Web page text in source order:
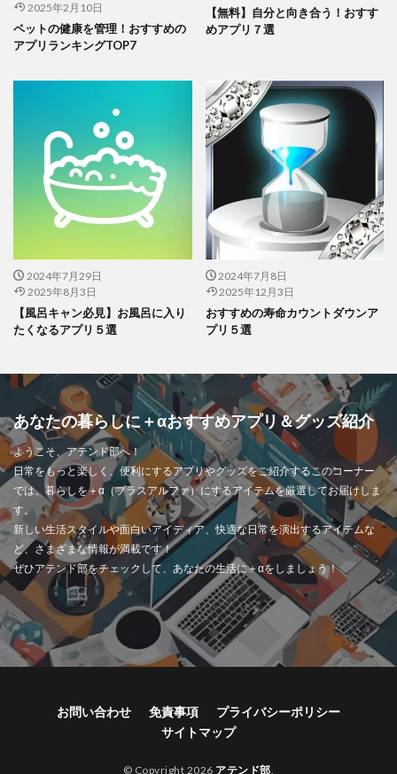
でも93％になると、医学的にはこんなふうに分類されます。
93〜96%：中等症I（息苦しさがあって、肺炎の兆候あ
93%以下：中等症II（呼吸不全の可能性があり、酸素投与
が必要）
つまり、93％って中等症IとIIのちょうど境目。医師の間でも「そ
ろそろ注意したい数値」として見られることが多いんです。
早めのチェックがポイント！体調が気になるときは、無理せず病
パルスオキシメーターとスマホの連携方法は？
便利になってきましたね。連携のやり方はメーカーごとに違いま
すが、基本的な流れは大きく変わりないです。
オムロン製品の場合
まずは、スマホに専用アプリ「OMRON connect」をインスト
ール。
スマホのBluetooth設定をオンにします。
パルスオキシメーターの電源を入れます。
アプリを起動して機器登録を行いましょう。
たとえば、オムロンのHPO-300Tなどは、測定データをスマホで
いです。
2025年2月10日
ペットの健康を管理！おすすめの
アプリランキングTOP7
【無料】自分と向き合う！おすす
めアプリ７選
2024年7月29日
2025年8月3日
【風呂キャン必見】お風呂に入り
たくなるアプリ５選
2024年7月8日
2025年12月3日
おすすめの寿命カウントダウンア
プリ５選
あなたの暮らしに＋αおすすめアプリ＆グッズ紹介
ようこそ、アテンド部へ！
日常をもっと楽しく、便利にするアプリやグッズをご紹介するこのコーナー
では、暮らしを＋α（プラスアルファ）にするアイテムを厳選してお届けしま
す。
新しい生活スタイルや面白いアイディア、快適な日常を演出するアイテムな
ど、さまざまな情報が満載です！
ぜひアテンド部をチェックして、あなたの生活に＋αをしましょう！
お問い合わせ 免責事項
プライバシーポリシー
サイトマップ
© Copyright 2026 アテンド部